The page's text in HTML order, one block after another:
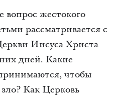
вопрос жестокого
рассматривается с
Иисуса Христа
дней. Какие
чтобы
Как Церковь